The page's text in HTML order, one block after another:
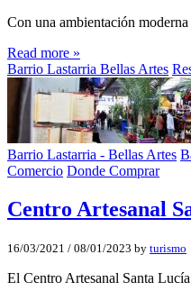
Con una ambientación
Read more »
Barrio Lastarria Bellas Artes
Barrio Lastarria - Bellas Artes
Comercio Donde Comprar
Centro Artesanal
16/03/2021 / 08/01/2023 by turismo
El Centro Artesanal Santa